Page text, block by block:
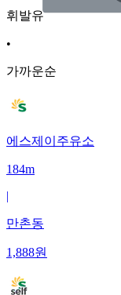
휘발유
•
가까운순
에스제이주유소
184m
|
만촌동
1,888원